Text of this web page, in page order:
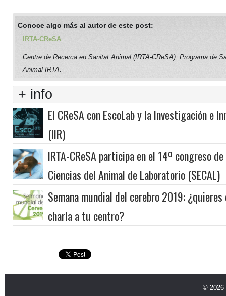
Conoce algo más al autor de este post:
IRTA-CReSA
Centre de Recerca en Sanitat Animal (IRTA-CReSA). Programa de
Animal IRTA.
+ info
El CReSA con EscoLab y la Investigación e
(IIR)
IRTA-CReSA participa en el 14º congreso
Ciencias del Animal de Laboratorio (SECAL)
Semana mundial del cerebro 2019:
charla a tu centro?
© 2026